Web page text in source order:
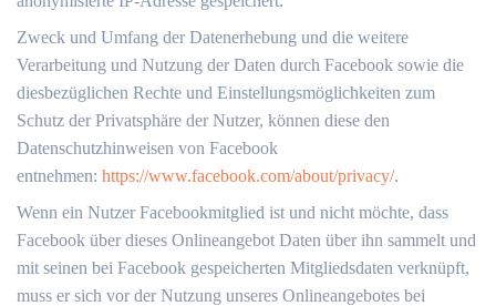
Zweck und Umfang der Datenerhebung und die weitere
Verarbeitung und Nutzung der Daten durch Facebook sowie die
diesbezüglichen Rechte und Einstellungsmöglichkeiten zum
Schutz der Privatsphäre der Nutzer, können diese den
Datenschutzhinweisen von Facebook
entnehmen: https://www.facebook.com/about/privacy/.
Wenn ein Nutzer Facebookmitglied ist und nicht möchte, dass
Facebook über dieses Onlineangebot Daten über ihn sammelt und
mit seinen bei Facebook gespeicherten Mitgliedsdaten verknüpft,
muss er sich vor der Nutzung unseres Onlineangebotes bei